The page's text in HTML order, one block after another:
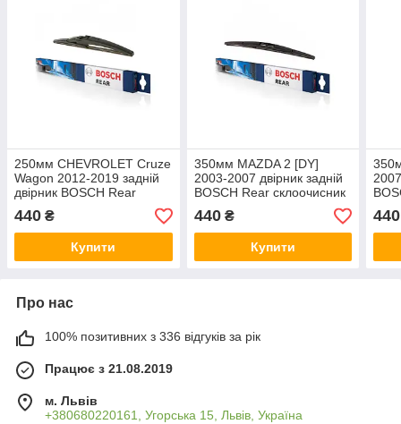
250мм CHEVROLET Cruze
Wagon 2012-2019 задній
двірник BOSCH Rear
склоочисник
440 ₴
Купити
350мм MAZDA 2 [DY]
2003-2007 двірник задній
BOSCH Rear склоочисник
440₴
Купити
440
Про нас
100% позитивних з 336 відгуків за рік
Працює з 21.08.2019
м. Львів
+380680220161, Угорська 15, Львів, Україна